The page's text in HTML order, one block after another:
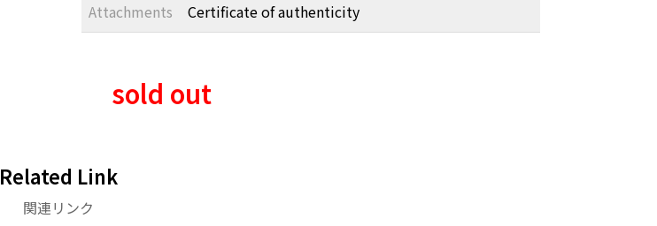
Attachments
Certificate of authenticity
sold out
Related Link
関連リンク